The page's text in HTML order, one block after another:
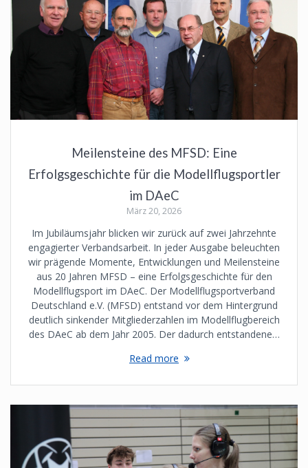
Meilensteine des MFSD: Eine
Erfolgsgeschichte für die Modellflugsportler
im DAeC
März 20, 2026
Im Jubiläumsjahr blicken wir zurück auf zwei Jahrzehnte
engagierter Verbandsarbeit. In jeder Ausgabe beleuchten
wir prägende Momente, Entwicklungen und Meilensteine
aus 20 Jahren MFSD – eine Erfolgsgeschichte für den
Modellflugsport im DAeC. Der Modellflugsportverband
Deutschland e.V. (MFSD) entstand vor dem Hintergrund
deutlich sinkender Mitgliederzahlen im Modellflugbereich
des DAeC ab dem Jahr 2005. Der dadurch entstandene…
Read more